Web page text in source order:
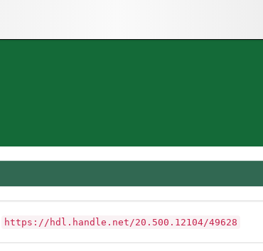
https://hdl.handle.net/20.500.12104/49628